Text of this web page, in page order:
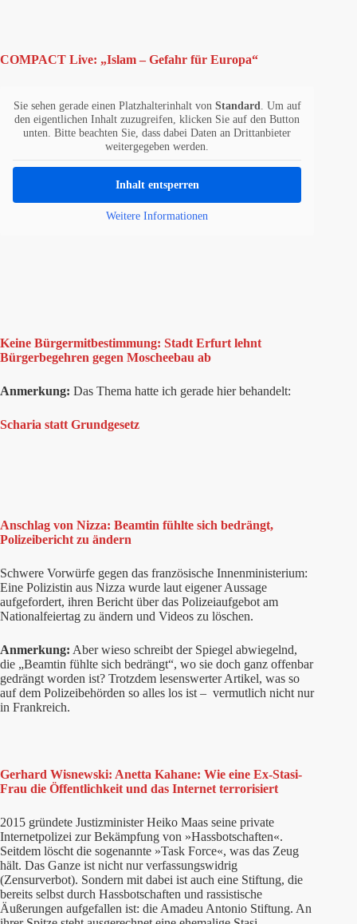
COMPACT Live: „Islam – Gefahr für Europa“
Sie sehen gerade einen Platzhalterinhalt von Standard
. Um auf
den eigentlichen Inhalt zuzugreifen, klicken Sie auf den Button
unten. Bitte beachten Sie, dass dabei Daten an Drittanbieter
weitergegeben werden.
Inhalt entsperren
Weitere Informationen
Keine Bürgermitbestimmung: Stadt Erfurt lehnt
Bürgerbegehren gegen Moscheebau ab
Anmerkung: Das Thema hatte ich gerade hier behandelt:
Scharia statt Grundgesetz
Anschlag von Nizza: Beamtin fühlte sich bedrängt,
Polizeibericht zu ändern
Schwere Vorwürfe gegen das französische Innenministerium:
Eine Polizistin aus Nizza wurde laut eigener Aussage
aufgefordert, ihren Bericht über das Polizeiaufgebot am
Nationalfeiertag zu ändern und Videos zu löschen.
Anmerkung: Aber wieso schreibt der Spiegel abwiegelnd,
die „Beamtin fühlte sich bedrängt“, wo sie doch ganz offenbar
gedrängt worden ist? Trotzdem lesenswerter Artikel, was so
auf dem Polizeibehörden so alles los ist – vermutlich nicht nur
in Frankreich.
Gerhard Wisnewski: Anetta Kahane: Wie eine Ex-Stasi-
Frau die Öffentlichkeit und das Internet terrorisiert
2015 gründete Justizminister Heiko Maas seine private
Internetpolizei zur Bekämpfung von »Hassbotschaften«.
Seitdem löscht die sogenannte »Task Force«, was das Zeug
hält. Das Ganze ist nicht nur verfassungswidrig
(Zensurverbot). Sondern mit dabei ist auch eine Stiftung, die
bereits selbst durch Hassbotschaften und rassistische
Äußerungen aufgefallen ist: die Amadeu Antonio Stiftung. An